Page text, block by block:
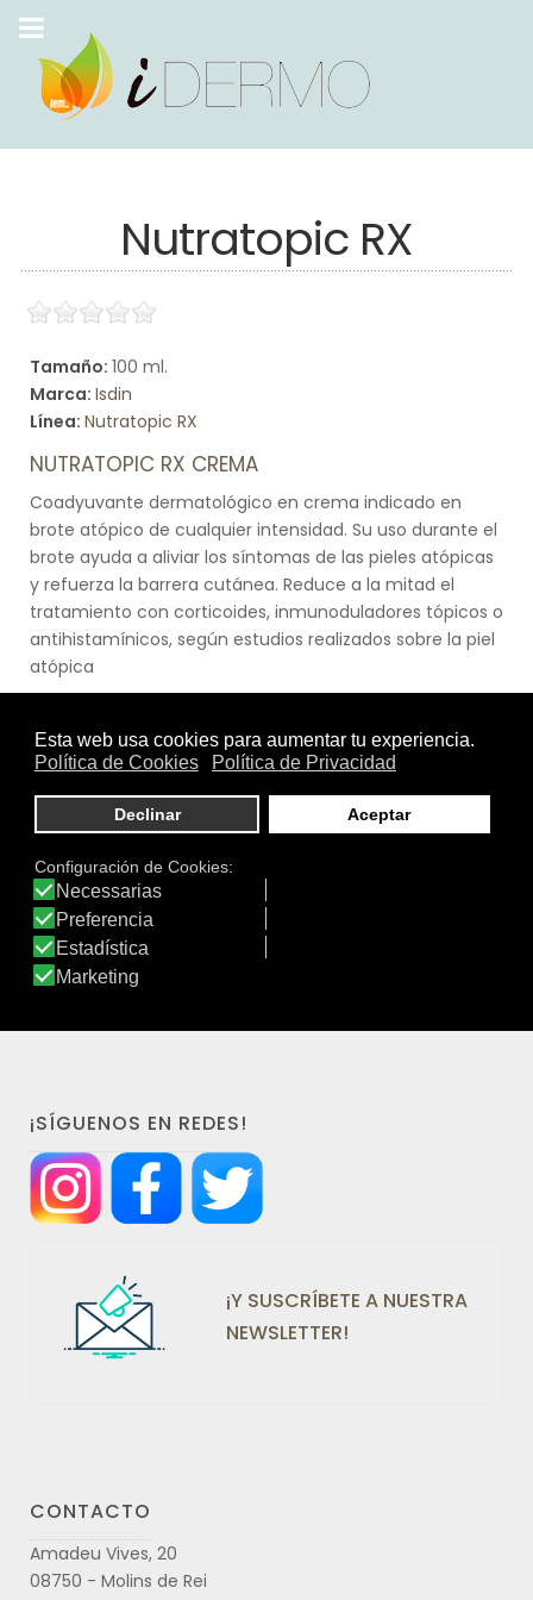
Nutratopic RX
Tamaño: 100 ml.
Marca: Isdin
Línea: Nutratopic RX
NUTRATOPIC RX CREMA
Coadyuvante dermatológico en crema indicado en
brote atópico de cualquier intensidad. Su uso durante el
brote ayuda a aliviar los síntomas de las pieles atópicas
y refuerza la barrera cutánea. Reduce a la mitad el
tratamiento con corticoides, inmunoduladores tópicos o
antihistamínicos, según estudios realizados sobre la piel
atópica
Productos: 4.475
Productos visitados: 55.917.473
Laboratorios: 109
Marcas: 413
¡SÍGUENOS EN REDES!
¡Y SUSCRÍBETE A NUESTRA
NEWSLETTER!
CONTACTO
Amadeu Vives, 20
08750 - Molins de Rei